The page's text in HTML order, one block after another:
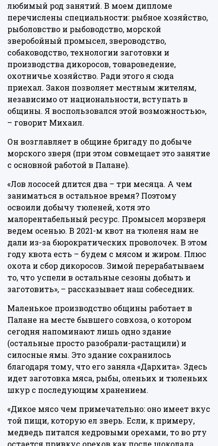
любимый род занятий. В моем дипломе
перечислены специальности: рыбное хозяйство,
рыболовство и рыбоводство, морской
зверобойный промысел, звероводство,
собаководство, технологии заготовки и
производства дикоросов, товароведение,
охотничье хозяйство. Ради этого я сюда
приехал. Закон позволяет местным жителям,
независимо от национальности, вступать в
общины. Я воспользовался этой возможностью»,
– говорит Михаил.
Он возглавляет в общине бригаду по добыче
морского зверя (при этом совмещает это занятие
с основной работой в Палане).
«Лов лососей длится два – три месяца. А чем
заниматься в остальное время? Поэтому
освоили добычу тюленей, хотя это
малорентабельный ресурс. Промысел морзверя
ведем осенью. В 2021-м квот на тюленя нам не
дали из-за бюрократических проволочек. В этом
году квота есть – будем с мясом и жиром. Плюс
охота и сбор дикоросов. Зимой перерабатываем
то, что успели в остальные сезоны добыть и
заготовить», – рассказывает наш собеседник.
Маленькое производство общины работает в
Палане на месте бывшего совхоза, о котором
сегодня напоминают лишь одно здание
(остальные просто разобрали-растащили) и
силосные ямы. Это здание сохранилось
благодаря тому, что его заняла «Дархита». Здесь
идет заготовка мяса, рыбы, оленьих и тюленьих
шкур с последующим хранением.
«Дикое мясо чем примечательно: оно имеет вкус
той пищи, которую ел зверь. Если, к примеру,
медведь питался кедровыми орехами, то во рту